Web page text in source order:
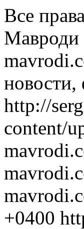
Все
Мавроди
новости,
http://
content/
+0400